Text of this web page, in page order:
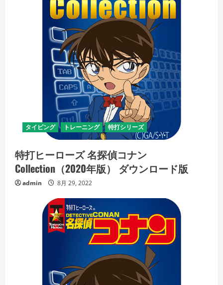
タイピング トレーニング 特打シリーズ
特打ヒーローズ 名探偵コナン
Collection（2020年版） ダウンロード版
admin 8月 29, 2022